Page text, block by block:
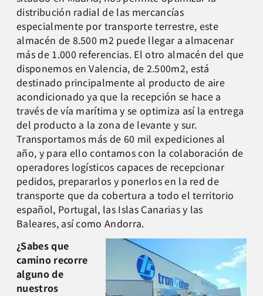
distribución radial de las mercancías
especialmente por transporte terrestre, este
almacén de 8.500 m2 puede llegar a almacenar
más de 1.000 referencias. El otro almacén del que
disponemos en Valencia, de 2.500m2, está
destinado principalmente al producto de aire
acondicionado ya que la recepción se hace a
través de vía marítima y se optimiza así la entrega
del producto a la zona de levante y sur.
Transportamos más de 60 mil expediciones al
año, y para ello contamos con la colaboración de
operadores logísticos capaces de recepcionar
pedidos, prepararlos y ponerlos en la red de
transporte que da cobertura a todo el territorio
español, Portugal, las Islas Canarias y las
Baleares, así como Andorra.
¿Sabes que
camino recorre
alguno de
nuestros